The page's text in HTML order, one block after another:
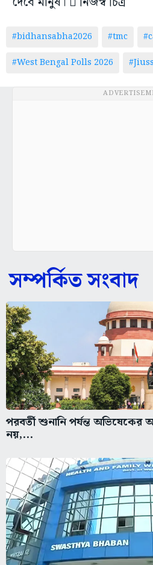
#bidhansabha2026 #tmc
#West Bengal Polls 2026
সম্পর্কিত সংবাদ
পরবর্তী শুনানি পর্যন্ত অভিষেকের
নয়,...